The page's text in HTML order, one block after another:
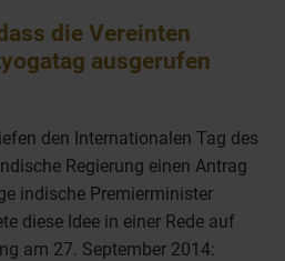
die Vereinten
ausgerufen
den Internationalen Tag des
Regierung einen Antrag
indische Premierminister
diese Idee in einer Rede auf
am 27. September 2014: